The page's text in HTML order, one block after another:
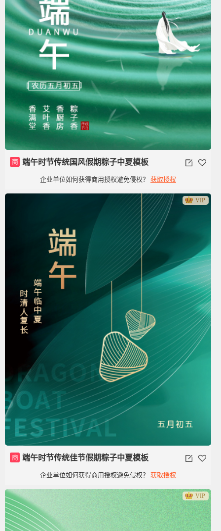
商 端午时节传统国风假期粽子中夏模板
企业单位如何获得商用授权避免侵权？ 获取授权
VIP
商 端午时节传统佳节假期粽子中夏模板
企业单位如何获得商用授权避免侵权？ 获取授权
VIP